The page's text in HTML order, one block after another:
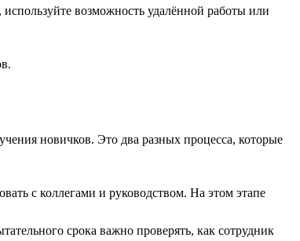
возможность удалённой работы или
новичков. Это два разных процесса, которые
с коллегами и руководством. На этом этапе
срока важно проверять, как сотрудник